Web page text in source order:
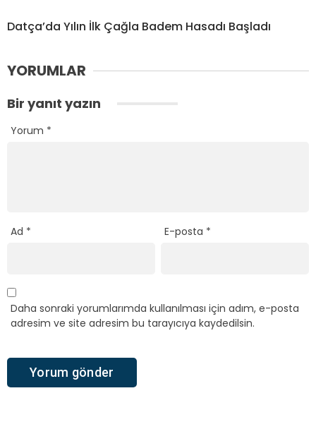
Datça’da Yılın İlk Çağla Badem Hasadı Başladı
YORUMLAR
Bir yanıt yazın
Yorum *
Ad * E-posta *
Daha sonraki yorumlarımda kullanılması için adım, e-posta
adresim ve site adresim bu tarayıcıya kaydedilsin.